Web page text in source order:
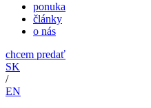
ponuka
články
o nás
chcem predať
SK
/
EN